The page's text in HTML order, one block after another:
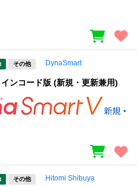
その他 DynaSmart
ンコード版 (新規・更新兼用)
その他 Hitomi Shibuya